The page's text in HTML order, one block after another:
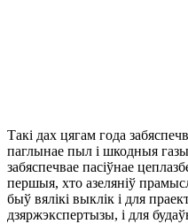
Такі дах цягам года
паглынае пыл і шкодныя газы
забяспечвае пасіўнае
першыя, хто азеляніў
быў вялікі выклік і для
дзяржэкспертызы, і для